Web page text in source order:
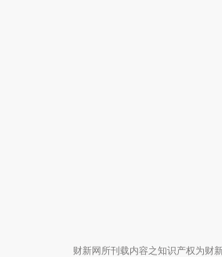
财新网所刊载内容之知识产权为财